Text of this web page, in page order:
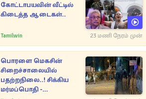
கோட்டாபயவின் வீட்டில்
கிடைத்த ஆடைகள்..
Tamilwin 23 மணி நேரம் முன்
பொரளை மெகசின்
சிறைச்சாலையில்
பதற்றநிலை..! சிக்கிய
மர்மப்பொதி -